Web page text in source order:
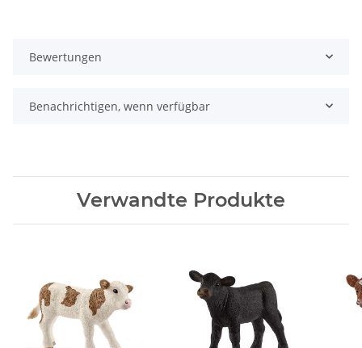
Bewertungen
Benachrichtigen, wenn verfügbar
Verwandte Produkte